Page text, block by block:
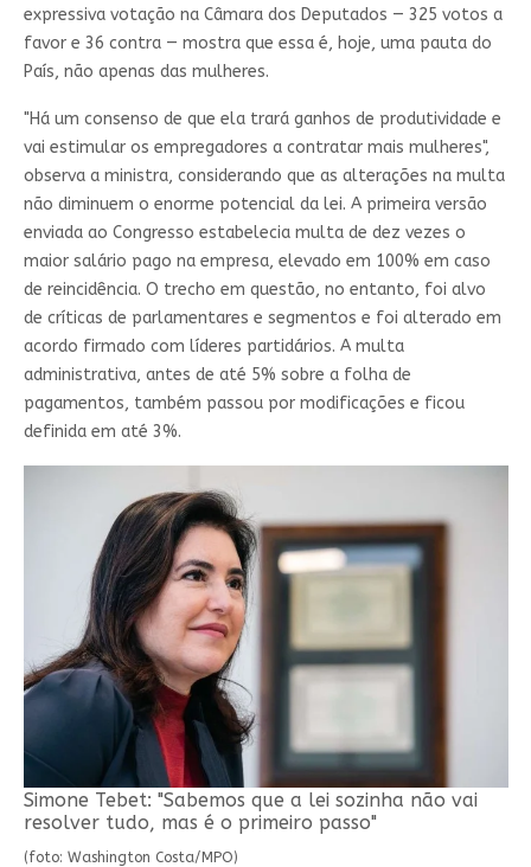
expressiva votação na Câmara dos Deputados — 325 votos a
favor e 36 contra — mostra que essa é, hoje, uma pauta do
País, não apenas das mulheres.
"Há um consenso de que ela trará ganhos de produtividade e
vai estimular os empregadores a contratar mais mulheres",
observa a ministra, considerando que as alterações na multa
não diminuem o enorme potencial da lei. A primeira versão
enviada ao Congresso estabelecia multa de dez vezes o
maior salário pago na empresa, elevado em 100% em caso
de reincidência. O trecho em questão, no entanto, foi alvo
de críticas de parlamentares e segmentos e foi alterado em
acordo firmado com líderes partidários. A multa
administrativa, antes de até 5% sobre a folha de
pagamentos, também passou por modificações e ficou
definida em até 3%.
Simone Tebet: "Sabemos que a lei sozinha não vai
resolver tudo, mas é o primeiro passo"
(foto: Washington Costa/MPO)